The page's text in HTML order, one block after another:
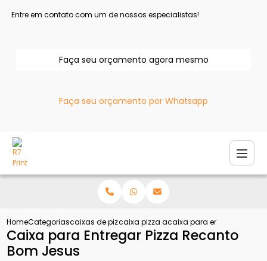
Entre em contato com um de nossos especialistas!
Faça seu orçamento agora mesmo
Faça seu orçamento por Whatsapp
HomeCategoriascaixas de pizzacaixa pizza atacadocaixa para entregar pizza
Caixa para Entregar Pizza Recanto
Bom Jesus